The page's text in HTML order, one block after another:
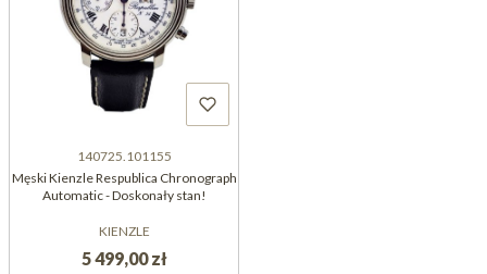
140725.101155
Męski Kienzle Respublica Chronograph
Automatic - Doskonały stan!
KIENZLE
5 499,00 zł